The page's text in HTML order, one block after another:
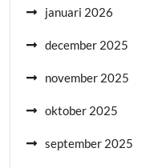
januari 2026
december 2025
november 2025
oktober 2025
september 2025